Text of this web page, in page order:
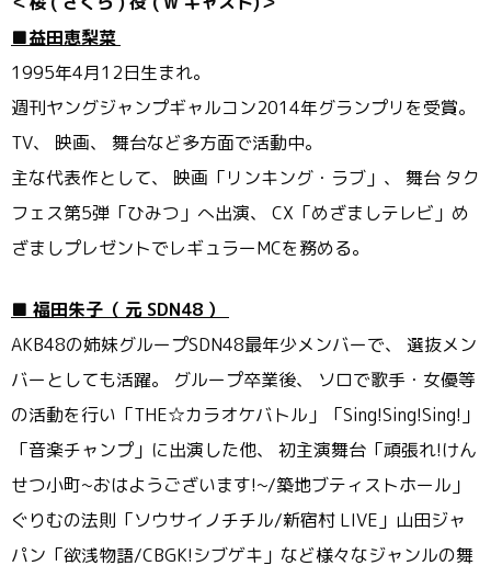
■益田恵梨菜
1995年4月12日生まれ。
週刊ヤングジャンプギャルコン2014年グランプリを受賞。
TV、 映画、 舞台など多方面で活動中。
主な代表作として、 映画「リンキング・ラブ」、 舞台 タク
フェス第5弾「ひみつ」へ出演、 CX「めざましテレビ」 め
ざましプレゼントでレギュラーMCを務める。
■ 福田朱子（ 元 SDN48 ）
AKB48の姉妹グループSDN48最年少メンバーで、 選抜メン
バーとしても活躍。 グループ卒業後、 ソロで歌手・女優等
の活動を行い「THE☆カラオケバトル」「Sing!Sing!Sing!」
「音楽チャンプ」 に出演した他、 初主演舞台「頑張れ!けん
せつ小町~おはようございます!~/築地ブティストホール」
ぐりむの法則「ソウサイノチチル/新宿村 LIVE」山田ジャ
パン「欲浅物語/CBGK!シブゲキ」 など様々なジャンルの舞